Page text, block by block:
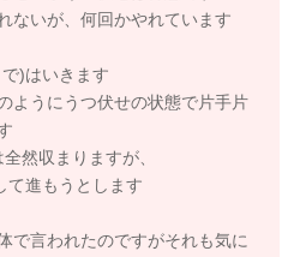
ないが、何回かやれています
)はいきます
ようにうつ伏せの状態で片手片
然収まりますが、
て進もうとします
で言われたのですがそれも気に